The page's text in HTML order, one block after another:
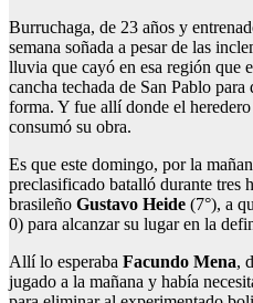
Burruchaga, de 23 años y
semana soñada a pesar de las
lluvia que cayó en esa región que
cancha techada de San Pablo
forma. Y fue allí donde el
consumó su obra.
Es que este domingo, por la
preclasificado batalló durante tres
brasileño Gustavo Heide (7°), a
0) para alcanzar su lugar en la
Allí lo esperaba Facundo Mena,
jugado a la mañana y había